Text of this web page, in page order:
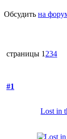
Обсудить на
страницы 1 234
#1
Lost in